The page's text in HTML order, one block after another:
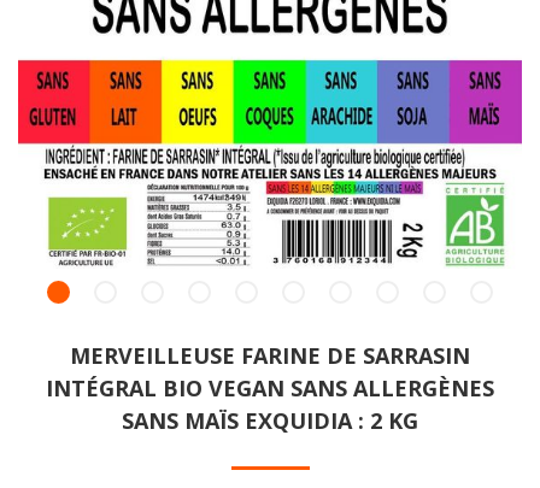
MERVEILLEUSE FARINE DE SARRASIN
INTÉGRAL BIO VEGAN SANS ALLERGÈNES
SANS MAÏS EXQUIDIA : 2 KG